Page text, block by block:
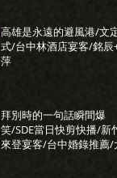
高雄是永遠的避風港/文
式/台中林酒店宴客/銘辰
萍
拜別時的一句話瞬間爆
笑/SDE當日快剪快播/新
來登宴客/台中婚錄推薦/